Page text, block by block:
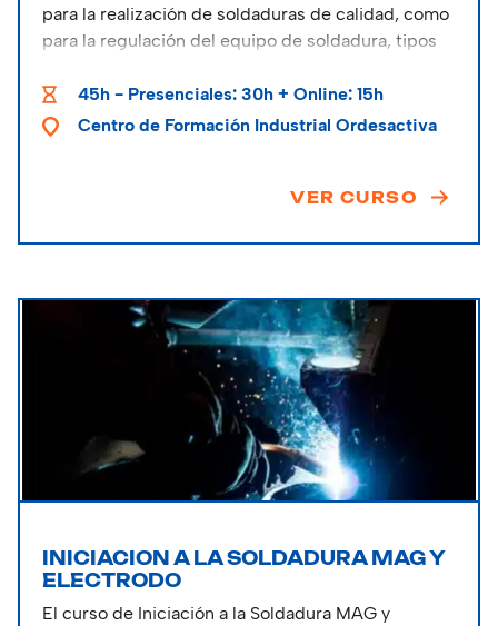
para la realización de soldaduras de calidad, como
para la regulación del equipo de soldadura, tipos
45h - Presenciales: 30h + Online: 15h
Centro de Formación Industrial Ordesactiva
VER CURSO
INICIACION A LA SOLDADURA MAG Y
ELECTRODO
El curso de Iniciación a la Soldadura MAG y